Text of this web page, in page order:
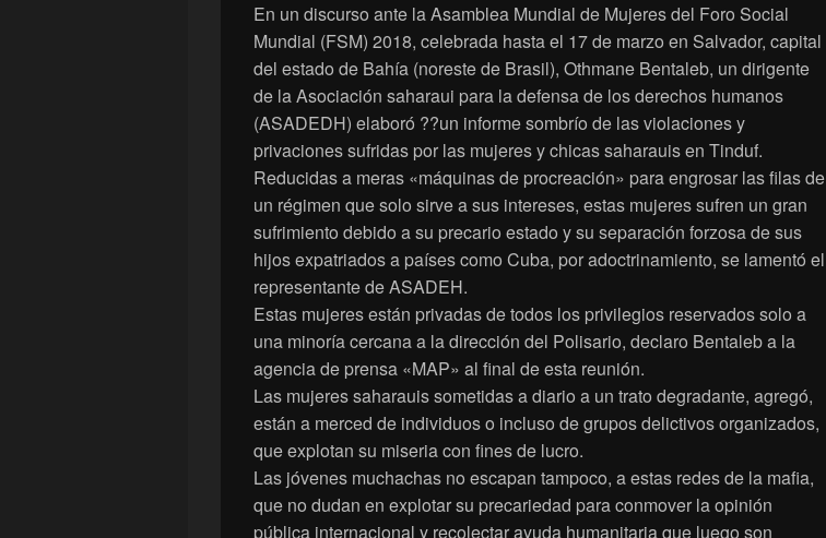
En un discurso ante la Asamblea Mundial de Mujeres del Foro Social
Mundial (FSM) 2018, celebrada hasta el 17 de marzo en Salvador, capital
del estado de Bahía (noreste de Brasil), Othmane Bentaleb, un dirigente
de la Asociación saharaui para la defensa de los derechos humanos
(ASADEDH) elaboró ??un informe sombrío de las violaciones y
privaciones sufridas por las mujeres y chicas saharauis en Tinduf.
Reducidas a meras «máquinas de procreación» para engrosar las filas de
un régimen que solo sirve a sus intereses, estas mujeres sufren un gran
sufrimiento debido a su precario estado y su separación forzosa de sus
hijos expatriados a países como Cuba, por adoctrinamiento, se lamentó el
representante de ASADEH.
Estas mujeres están privadas de todos los privilegios reservados solo a
una minoría cercana a la dirección del Polisario, declaro Bentaleb a la
agencia de prensa «MAP» al final de esta reunión.
Las mujeres saharauis sometidas a diario a un trato degradante, agregó,
están a merced de individuos o incluso de grupos delictivos organizados,
que explotan su miseria con fines de lucro.
Las jóvenes muchachas no escapan tampoco, a estas redes de la mafia,
que no dudan en explotar su precariedad para conmover la opinión
pública internacional y recolectar ayuda humanitaria que luego son